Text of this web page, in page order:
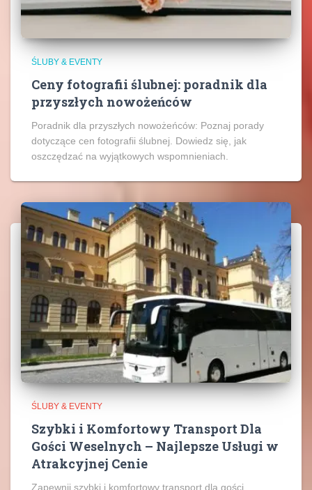
ŚLUBY & EVENTY
Ceny fotografii ślubnej: poradnik dla
przyszłych nowożeńców
Poradnik dla przyszłych nowożeńców: Poznaj porady
dotyczące cen fotografii ślubnej. Dowiedz się, jak
oszczędzać na wyjątkowych wspomnieniach.
ŚLUBY & EVENTY
Szybki i Komfortowy Transport Dla
Gości Weselnych – Najlepsze Usługi w
Atrakcyjnej Cenie
Zapewnij szybki i komfortowy transport dla gości